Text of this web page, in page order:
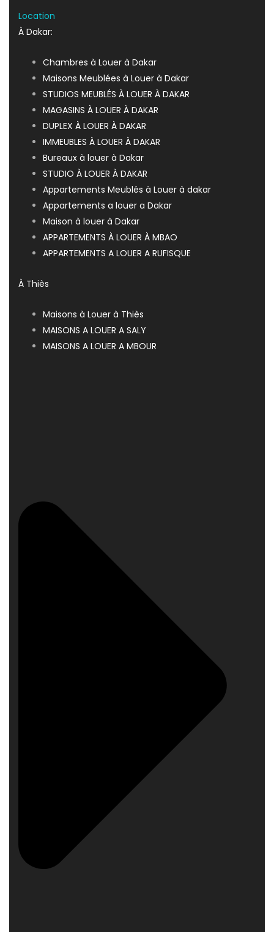
Location
À Dakar:
Chambres à Louer à Dakar
Maisons Meublées à Louer à Dakar
STUDIOS MEUBLÉS À LOUER À DAKAR
MAGASINS À LOUER À DAKAR
DUPLEX À LOUER À DAKAR
IMMEUBLES À LOUER À DAKAR
Bureaux à louer à Dakar
STUDIO À LOUER À DAKAR
Appartements Meublés à Louer à dakar
Appartements a louer a Dakar
Maison à louer à Dakar
APPARTEMENTS À LOUER À MBAO
APPARTEMENTS A LOUER A RUFISQUE
À Thiès
Maisons à Louer à Thiès
MAISONS A LOUER A SALY
MAISONS A LOUER A MBOUR